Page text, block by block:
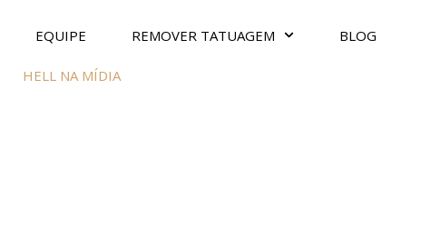
EQUIPE REMOVER TATUAGEM BLOG
HELL NA MÍDIA